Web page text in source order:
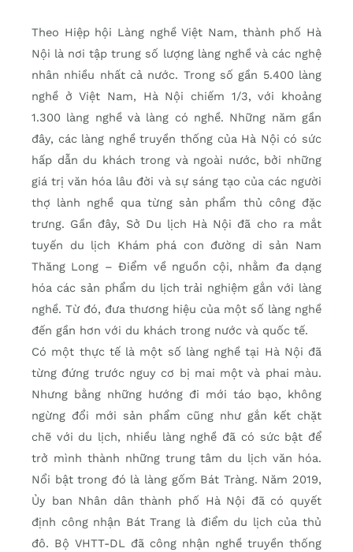
Theo Hiệp hội Làng nghề Việt Nam, thành phố Hà
Nội là nơi tập trung số lượng làng nghề và các nghệ
nhân nhiều nhất cả nước. Trong số gần 5.400 làng
nghề ở Việt Nam, Hà Nội chiếm 1/3, với khoảng
1.300 làng nghề và làng có nghề. Những năm gần
đây, các làng nghề truyền thống của Hà Nội có sức
hấp dẫn du khách trong và ngoài nước, bởi những
giá trị văn hóa lâu đời và sự sáng tạo của các người
thợ lành nghề qua từng sản phẩm thủ công đặc
trưng. Gần đây, Sở Du lịch Hà Nội đã cho ra mắt
tuyến du lịch Khám phá con đường di sản Nam
Thăng Long – Điểm về nguồn cội, nhằm đa dạng
hóa các sản phẩm du lịch trải nghiệm gắn với làng
nghề. Từ đó, đưa thương hiệu của một số làng nghề
đến gần hơn với du khách trong nước và quốc tế.
Có một thực tế là một số làng nghề tại Hà Nội đã
từng đứng trước nguy cơ bị mai một và phai màu.
Nhưng bằng những hướng đi mới táo bạo, không
ngừng đổi mới sản phẩm cũng như gắn kết chặt
chẽ với du lịch, nhiều làng nghề đã có sức bật để
trở mình thành những trung tâm du lịch văn hóa.
Nổi bật trong đó là làng gốm Bát Tràng. Năm 2019,
Ủy ban Nhân dân thành phố Hà Nội đã có quyết
định công nhận Bát Trang là điểm du lịch của thủ
đô. Bộ VHTT-DL đã công nhận nghề truyền thống